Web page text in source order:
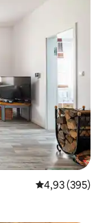
Évaluation
4,93 (395)